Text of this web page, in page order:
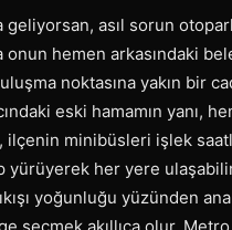
geliyorsan, asıl sorun
hemen arkasındaki
noktasına yakın bir
eski hamamın yanı,
ilçenin minibüsleri işlek
yürüyerek her yere
yoğunluğu yüzünden